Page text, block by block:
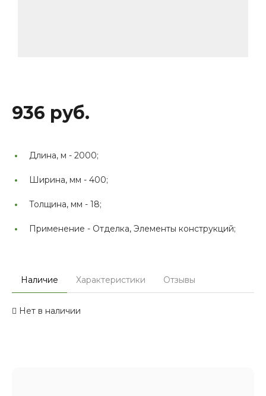
936 руб.
Длина, м - 2000;
Ширина, мм - 400;
Толщина, мм - 18;
Применение - Отделка, Элементы конструкций;
Наличие Характеристики Отзывы
Нет в наличии